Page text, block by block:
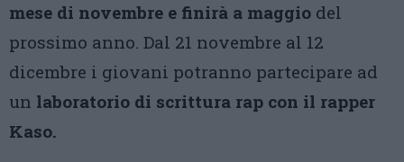
mese di novembre e finirà a maggio del
prossimo anno. Dal 21 novembre al 12
dicembre i giovani potranno partecipare ad
un laboratorio di scrittura rap con il rapper
Kaso.